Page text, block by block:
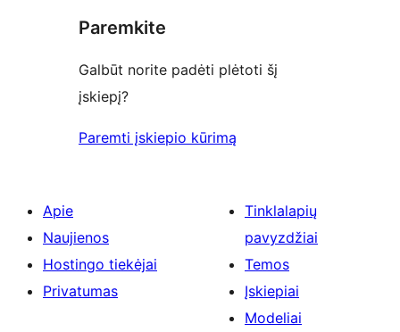
Paremkite
Galbūt norite padėti plėtoti šį
įskiepį?
Paremti įskiepio kūrimą
Apie
Naujienos
Hostingo tiekėjai
Privatumas
Tinklalapių
pavyzdžiai
Temos
Įskiepiai
Modeliai